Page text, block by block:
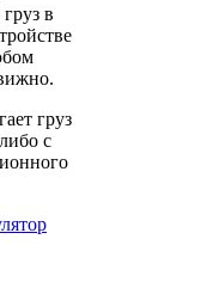
в
груз
с